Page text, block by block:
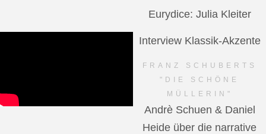
Eurydice: Julia Kleiter
Interview Klassik-Akzente
FRANZ SCHUBERTS
"DIE SCHÖNE
MÜLLERIN"
Andrè Schuen & Daniel
Heide über die narrative